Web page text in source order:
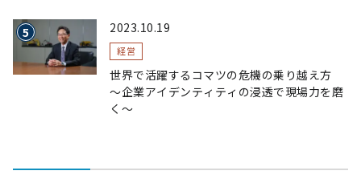
2023.10.19
経営
世界で活躍するコマツの危機の乗り越え方
〜企業アイデンティティの浸透で現場力を磨
く〜